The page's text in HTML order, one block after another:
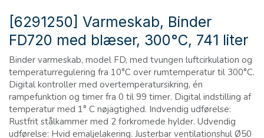
[6291250] Varmeskab, Binder
FD720 med blæser, 300°C, 741 liter
Binder varmeskab, model FD, med tvungen luftcirkulation og
temperaturregulering fra 10°C over rumtemperatur til 300°C.
Digital kontroller med overtemperatursikring, én
rampefunktion og timer fra 0 til 99 timer. Digital indstilling af
temperatur med 1° C nøjagtighed. Indvendig udførelse:
Rustfrit stålkammer med 2 forkromede hylder. Udvendig
udførelse: Hvid emaljelakering. Justerbar ventilationshul Ø50